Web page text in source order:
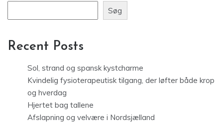
Søg
Recent Posts
Sol, strand og spansk kystcharme
Kvindelig fysioterapeutisk tilgang, der løfter både krop
og hverdag
Hjertet bag tallene
Afslapning og velvære i Nordsjælland